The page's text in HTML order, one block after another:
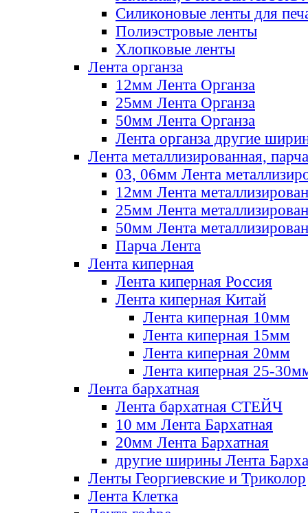
Силиконовые ленты для
Полиэстровые ленты
Хлопковые ленты
Лента органза
12мм Лента Органза
25мм Лента Органза
50мм Лента Органза
Лента органза другие
Лента металлизированная, парча
03, 06мм Лента
12мм Лента
25мм Лента
50мм Лента
Парча Лента
Лента киперная
Лента киперная Россия
Лента киперная Китай
Лента киперная 10мм
Лента киперная 15мм
Лента киперная 20мм
Лента киперная 25-
Лента бархатная
Лента бархатная СТЕЙЧ
10 мм Лента Бархатная
20мм Лента Бархатная
другие ширины Лента
Ленты Георгиевские и Триколор
Лента Клетка